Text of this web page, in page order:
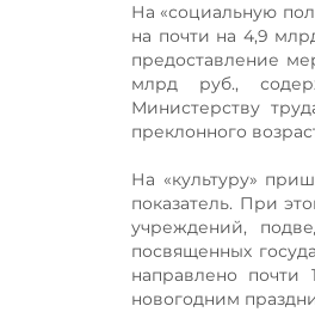
На «социальную
на почти на 4,9
предоставление
млрд руб.,
Министерству
преклонного
На «культуру»
показатель. При
учреждений,
посвященных
направлено
новогодним